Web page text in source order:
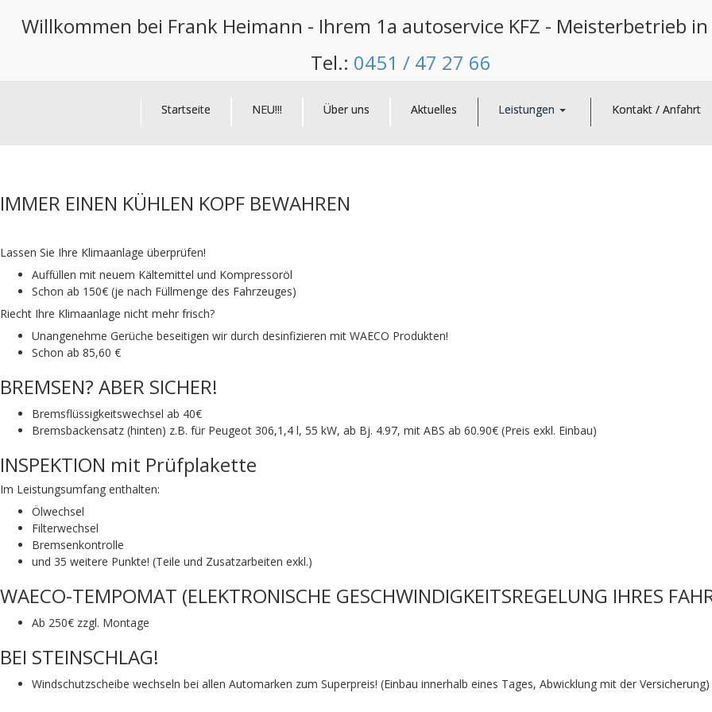
Willkommen bei Frank Heimann - Ihrem 1a autoservice KFZ - Meisterbetrieb in
Tel.: 0451 / 47 27 66
Startseite NEU!!! Über uns Aktuelles Leistungen Kontakt / Anfahrt
IMMER EINEN KÜHLEN KOPF BEWAHREN
Lassen Sie Ihre Klimaanlage überprüfen!
Auffüllen mit neuem Kältemittel und Kompressoröl
Schon ab 150€ (je nach Füllmenge des Fahrzeuges)
Riecht Ihre Klimaanlage nicht mehr frisch?
Unangenehme Gerüche beseitigen wir durch desinfizieren mit WAECO Produkten!
Schon ab 85,60 €
BREMSEN? ABER SICHER!
Bremsflüssigkeitswechsel ab 40€
Bremsbackensatz (hinten) z.B. für Peugeot 306,1,4 l, 55 kW, ab Bj. 4.97, mit ABS ab 60.90€ (Preis exkl. Einbau)
INSPEKTION mit Prüfplakette
Im Leistungsumfang enthalten:
Ölwechsel
Filterwechsel
Bremsenkontrolle
und 35 weitere Punkte! (Teile und Zusatzarbeiten exkl.)
WAECO-TEMPOMAT (ELEKTRONISCHE GESCHWINDIGKEITSREGELUNG IHRES
Ab 250€ zzgl. Montage
BEI STEINSCHLAG!
Windschutzscheibe wechseln bei allen Automarken zum Superpreis! (Einbau innerhalb eines Tages, Abwicklung mit der Versicherung)